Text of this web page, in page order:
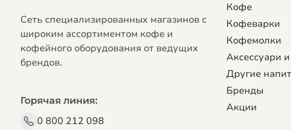
Сеть специализированных магазинов с
широким ассортиментом кофе и
кофейного оборудования от ведущих
брендов.
Горячая линия:
0 800 212 098
Кофе
Кофеварки
Кофемолки
Аксессуари
Другие
Бренды
Акции